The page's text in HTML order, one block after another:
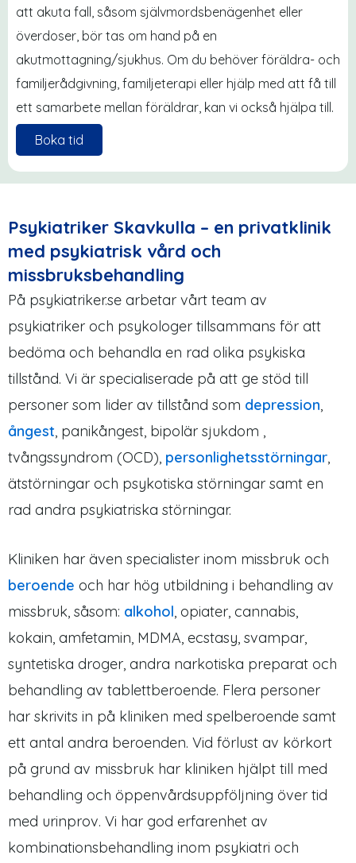
att akuta fall, såsom självmordsbenägenhet eller
överdoser, bör tas om hand på en
akutmottagning/sjukhus. Om du behöver föräldra- och
familjerådgivning, familjeterapi eller hjälp med att få till
ett samarbete mellan föräldrar, kan vi också hjälpa till.
Boka tid
Psykiatriker Skavkulla – en privatklinik
med psykiatrisk vård och
missbruksbehandling
På psykiatriker.se arbetar vårt team av
psykiatriker och psykologer tillsammans för att
bedöma och behandla en rad olika psykiska
tillstånd. Vi är specialiserade på att ge stöd till
personer som lider av tillstånd som depression,
ångest, panikångest, bipolär sjukdom ,
tvångssyndrom (OCD), personlighetsstörningar,
ätstörningar och psykotiska störningar samt en
rad andra psykiatriska störningar.
Kliniken har även specialister inom missbruk och
beroende och har hög utbildning i behandling av
missbruk, såsom: alkohol, opiater, cannabis,
kokain, amfetamin, MDMA, ecstasy, svampar,
syntetiska droger, andra narkotiska preparat och
behandling av tablettberoende. Flera personer
har skrivits in på kliniken med spelberoende samt
ett antal andra beroenden. Vid förlust av körkort
på grund av missbruk har kliniken hjälpt till med
behandling och öppenvårdsuppföljning över tid
med urinprov. Vi har god erfarenhet av
kombinationsbehandling inom psykiatri och